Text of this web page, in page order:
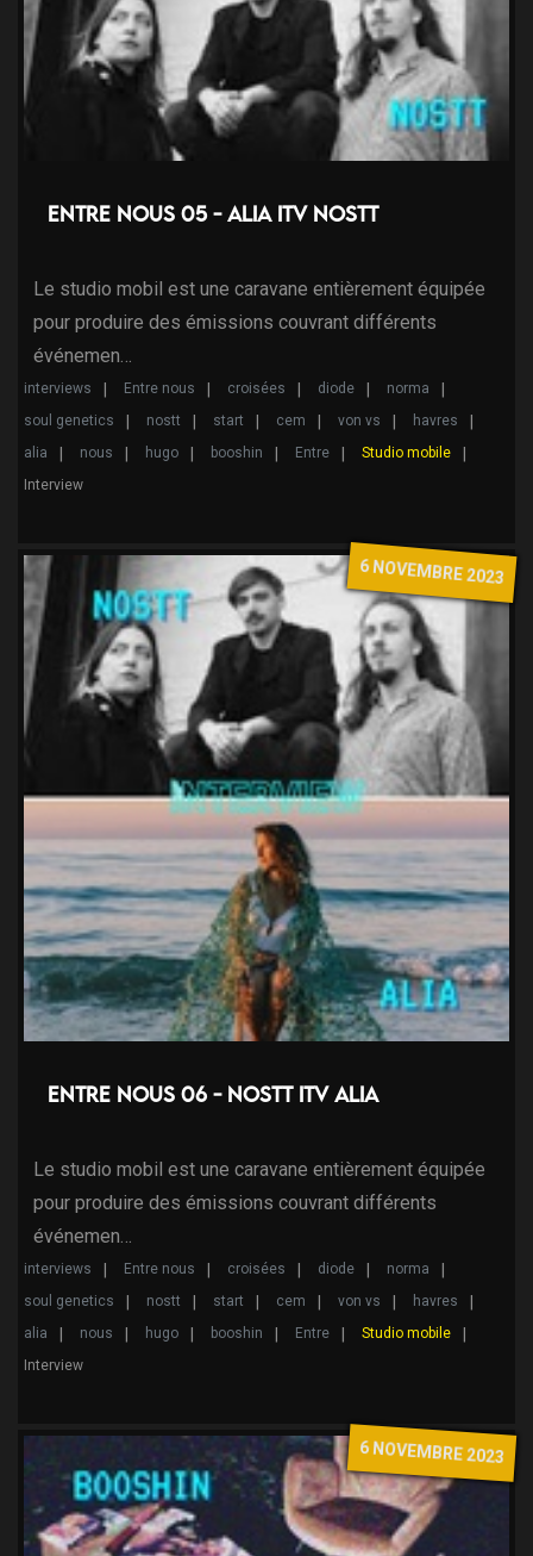
Entre nous 05 - Alia ITV Nostt
Le studio mobil est une caravane entièrement équipée
pour produire des émissions couvrant différents
événemen…
interviews Entre nous croisées diode
norma
soul genetics
nostt start cem von vs
havres
alia
nous hugo booshin Entre
Studio mobile
Interview
6 NOVEMBRE 2023
Entre nous 06 - Nostt ITV Alia
Le studio mobil est une caravane entièrement équipée
pour produire des émissions couvrant différents
événemen…
interviews Entre nous croisées diode
norma
soul genetics
nostt start cem von vs
havres
alia
nous hugo booshin Entre
Studio mobile
Interview
6 NOVEMBRE 2023